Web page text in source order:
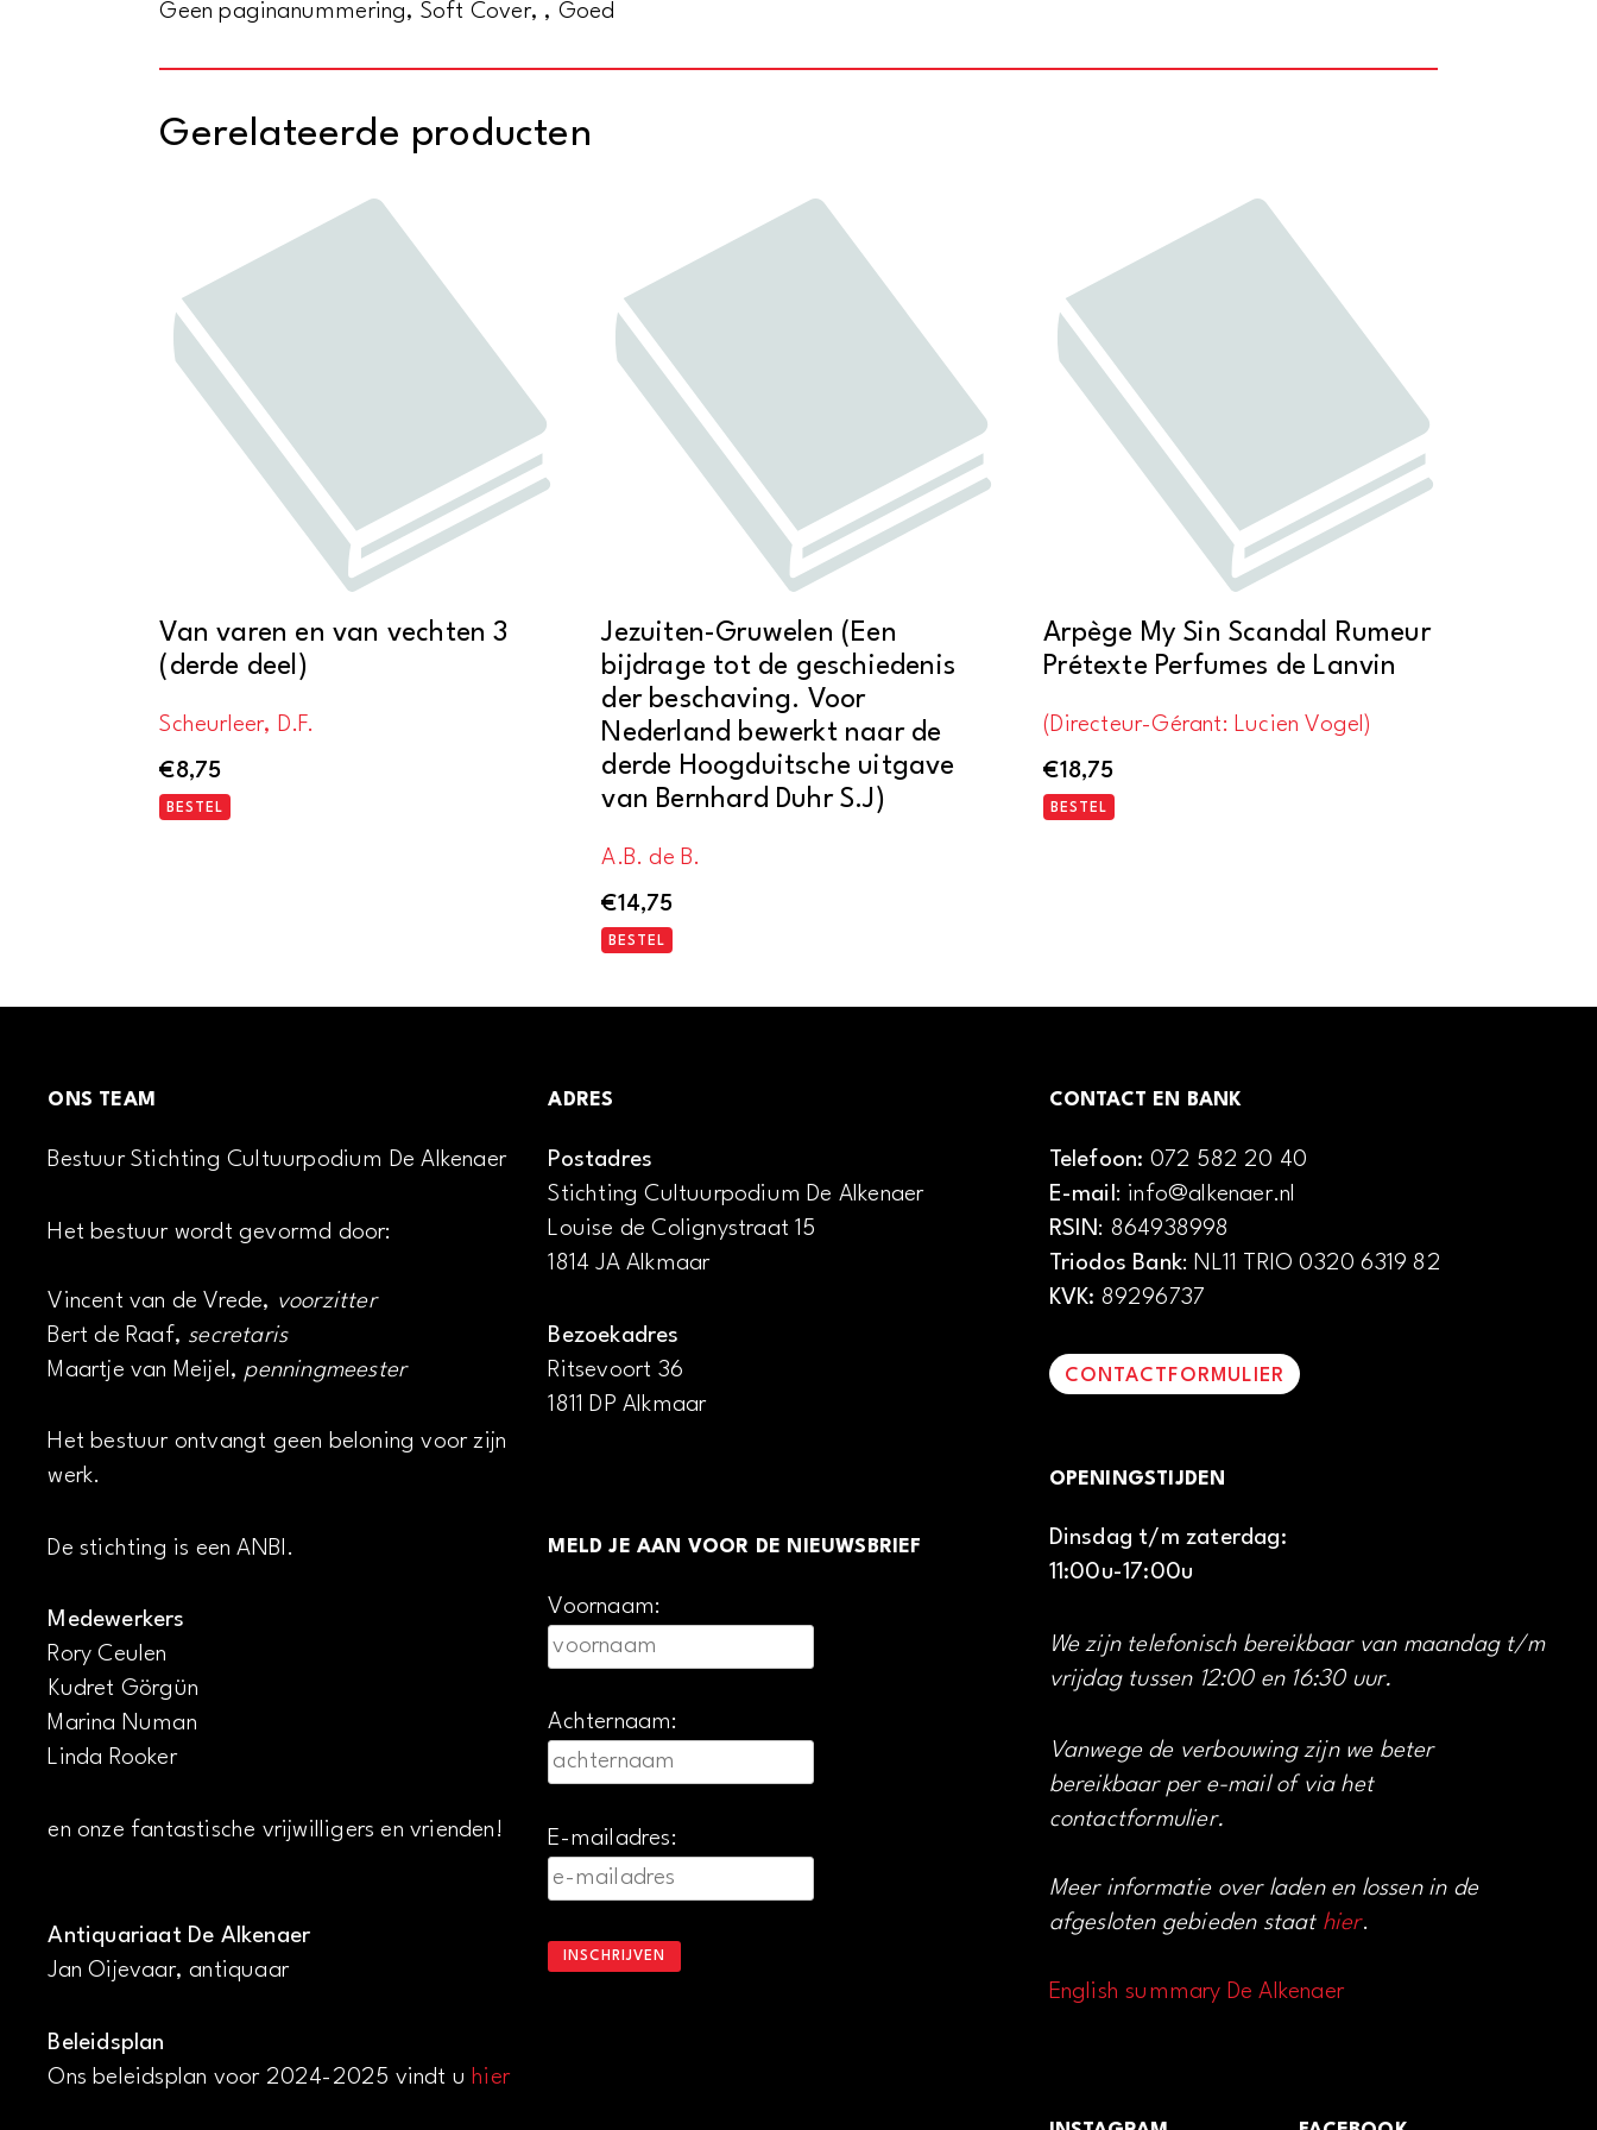
Geen paginanummering, Soft Cover, , Goed
Gerelateerde producten
Van varen en van vechten 3
(derde deel)
Scheurleer, D.F.
€8,75
BESTEL
Jezuiten-Gruwelen (Een
bijdrage tot de geschiedenis
der beschaving. Voor
Nederland bewerkt naar de
derde Hoogduitsche uitgave
van Bernhard Duhr S.J)
A.B. de B.
€14,75
BESTEL
Arpège My Sin Scandal Rumeur
Prétexte Perfumes de Lanvin
(Directeur-Gérant: Lucien Vogel)
€18,75
BESTEL
ONS TEAM
Bestuur Stichting Cultuurpodium De Alkenaer
Het bestuur wordt gevormd door:
Vincent van de Vrede, voorzitter
Bert de Raaf, secretaris
Maartje van Meijel, penningmeester
Het bestuur ontvangt geen beloning voor zijn
werk.
De stichting is een ANBI.
Medewerkers
Rory Ceulen
Kudret Görgün
Marina Numan
Linda Rooker
en onze fantastische vrijwilligers en vrienden!
Antiquariaat De Alkenaer
Jan Oijevaar, antiquaar
Beleidsplan
Ons beleidsplan voor 2024-2025 vindt u hier
ADRES
Postadres
Stichting Cultuurpodium De Alkenaer
Louise de Colignystraat 15
1814 JA Alkmaar
Bezoekadres
Ritsevoort 36
1811 DP Alkmaar
MELD JE AAN VOOR DE NIEUWSBRIEF
Voornaam:
Achternaam:
E-mailadres:
CONTACT EN BANK
Telefoon: 072 582 20 40
E-mail: info@alkenaer.nl
RSIN: 864938998
Triodos Bank: NL11 TRIO 0320 6319 82
KVK: 89296737
CONTACTFORMULIER
OPENINGSTIJDEN
Dinsdag t/m zaterdag:
11:00u-17:00u
We zijn telefonisch bereikbaar van maandag t/m
vrijdag tussen 12:00 en 16:30 uur.
Vanwege de verbouwing zijn we beter
bereikbaar per e-mail of via het
contactformulier.
Meer informatie over laden en lossen in de
afgesloten gebieden staat hier.
English summary De Alkenaer